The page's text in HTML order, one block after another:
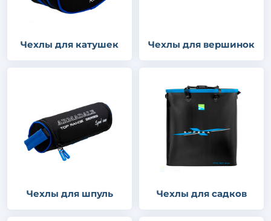
Чехлы для катушек Чехлы для вершинок
Чехлы для шпуль Чехлы для садков